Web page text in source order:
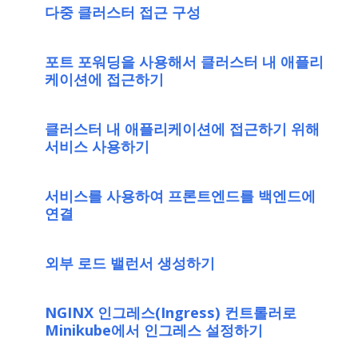
다중 클러스터 접근 구성
포트 포워딩을 사용해서 클러스터 내 애플리
케이션에 접근하기
클러스터 내 애플리케이션에 접근하기 위해
서비스 사용하기
서비스를 사용하여 프론트엔드를 백엔드에
연결
외부 로드 밸런서 생성하기
NGINX 인그레스(Ingress) 컨트롤러로
Minikube에서 인그레스 설정하기